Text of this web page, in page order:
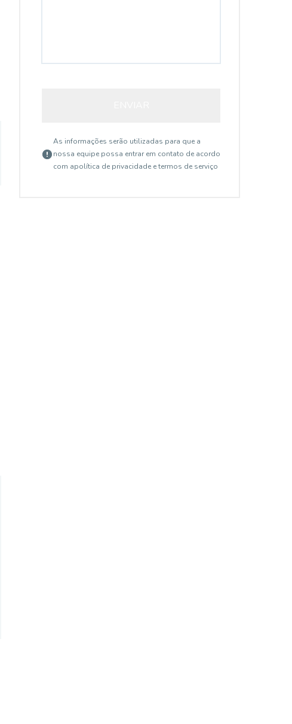
As informações serão utilizadas para que a
nossa equipe possa entrar em contato de acordo
com apolítica de privacidade e termos de serviço